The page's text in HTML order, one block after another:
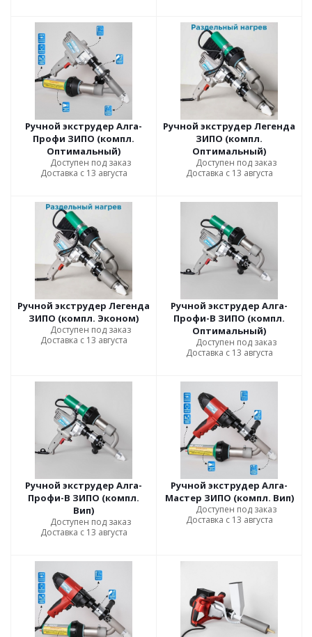
Ручной экструдер Алга-
Профи ЗИПО (компл.
Оптимальный)
Доступен под заказ
Доставка с 13 августа
Ручной экструдер Легенда
ЗИПО (компл.
Оптимальный)
Доступен под заказ
Доставка с 13 августа
Ручной экструдер Легенда
ЗИПО (компл. Эконом)
Доступен под заказ
Доставка с 13 августа
Ручной экструдер Алга-
Профи-В ЗИПО (компл.
Оптимальный)
Доступен под заказ
Доставка с 13 августа
Ручной экструдер Алга-
Профи-В ЗИПО (компл.
Вип)
Доступен под заказ
Доставка с 13 августа
Ручной экструдер Алга-
Мастер ЗИПО (компл. Вип)
Доступен под заказ
Доставка с 13 августа